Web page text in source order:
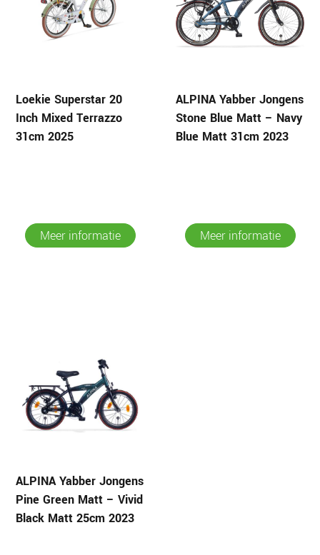
Loekie Superstar 20
Inch Mixed Terrazzo
31cm 2025
Meer informatie
ALPINA Yabber Jongens
Stone Blue Matt – Navy
Blue Matt 31cm 2023
Meer informatie
ALPINA Yabber Jongens
Pine Green Matt – Vivid
Black Matt 25cm 2023